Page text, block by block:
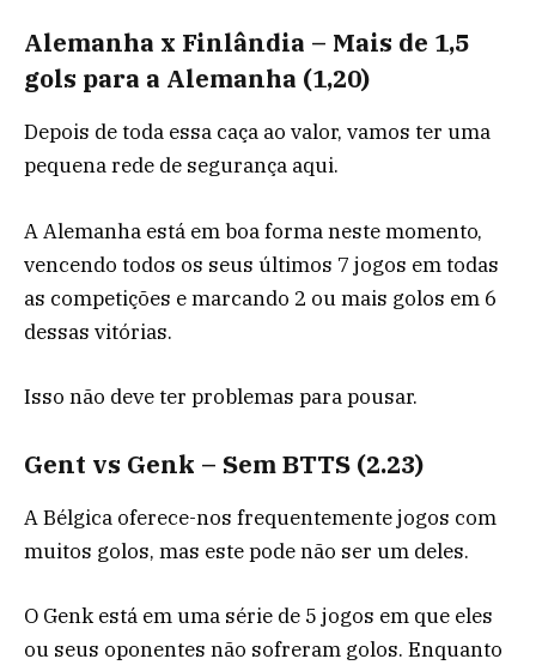
Alemanha x Finlândia – Mais de 1,5
gols para a Alemanha (1,20)
Depois de toda essa caça ao valor, vamos ter uma
pequena rede de segurança aqui.
A Alemanha está em boa forma neste momento,
vencendo todos os seus últimos 7 jogos em todas
as competições e marcando 2 ou mais golos em 6
dessas vitórias.
Isso não deve ter problemas para pousar.
Gent vs Genk – Sem BTTS (2.23)
A Bélgica oferece-nos frequentemente jogos com
muitos golos, mas este pode não ser um deles.
O Genk está em uma série de 5 jogos em que eles
ou seus oponentes não sofreram golos. Enquanto